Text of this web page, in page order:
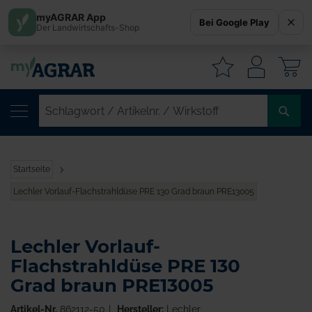
Startseite
Lechler Vorlauf-Flachstrahldüse PRE 130 Grad braun PRE13005
Lechler Vorlauf-
Flachstrahldüse PRE 130
Grad braun PRE13005
Artikel-Nr. 862112-50 Hersteller:Lechler
myAGRAR App
Der Landwirtschafts-Shop Bei Google Play